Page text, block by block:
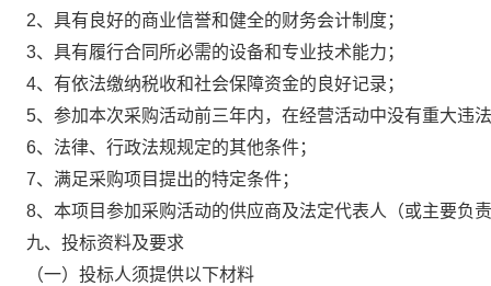
2、具有良好的商业信誉和健全的财务会计制度；
3、具有履行合同所必需的设备和专业技术能力；
4、有依法缴纳税收和社会保障资金的良好记录；
5、参加本次采购活动前三年内，在经营活动中没有重大违
6、法律、行政法规规定的其他条件；
7、满足采购项目提出的特定条件；
8、本项目参加采购活动的供应商及法定代表人（或主要负
九、投标资料及要求
（一）投标人须提供以下材料